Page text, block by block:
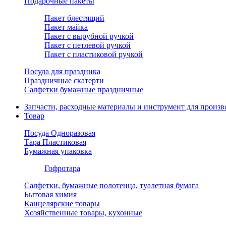
Пакет блестящий
Пакет майка
Пакет с вырубной ручкой
Пакет с петлевой ручкой
Пакет с пластиковой ручкой
Посуда для праздника
Праздничные скатерти
Салфетки бумажные праздничные
Запчасти, расходные материалы и инструмент для
Товар
Посуда Одноразовая
Тара Пластиковая
Бумажная упаковка
Гофротара
Салфетки, бумажные полотенца, туалетная бумага
Бытовая химия
Канцелярские товары
Хозяйственные товары, кухонные